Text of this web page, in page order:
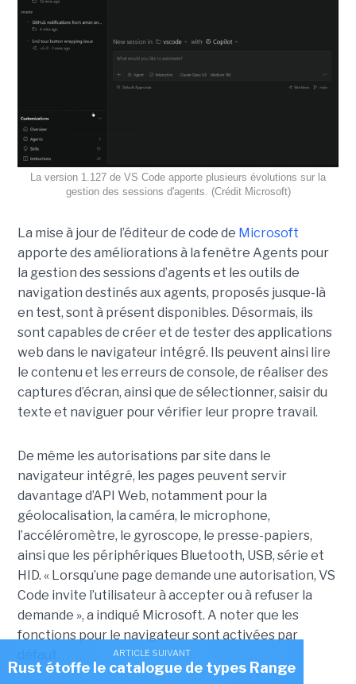
La version 1.127 de VS Code apporte plusieurs évolutions sur la
gestion des sessions d'agents. (Crédit Microsoft)
La mise à jour de l’éditeur de code de Microsoft
apporte des améliorations à la fenêtre Agents pour
la gestion des sessions d’agents et les outils de
navigation destinés aux agents, proposés jusque-là
en test, sont à présent disponibles. Désormais, ils
sont capables de créer et de tester des applications
web dans le navigateur intégré. Ils peuvent ainsi lire
le contenu et les erreurs de console, de réaliser des
captures d’écran, ainsi que de sélectionner, saisir du
texte et naviguer pour vérifier leur propre travail.
De même les autorisations par site dans le
navigateur intégré, les pages peuvent servir
davantage d’API Web, notamment pour la
géolocalisation, la caméra, le microphone,
l’accéléromètre, le gyroscope, le presse-papiers,
ainsi que les périphériques Bluetooth, USB, série et
HID. « Lorsqu’une page demande une autorisation, VS
Code invite l’utilisateur à accepter ou à refuser la
demande », a indiqué Microsoft. A noter que les
fonctions pour le navigateur sont activées par
ARTICLE SUIVANT
Rust étoffe le catalogue de types Range